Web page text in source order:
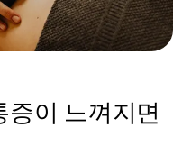
증이 느껴지면